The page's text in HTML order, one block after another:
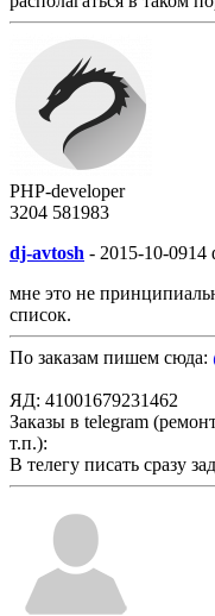
PHP-developer
3204 581983
dj-avtosh - 2015-10-0914
мне это не
список.
По заказам пишем сюда:
ЯД: 41001679231462
Заказы в telegram
т.п.):
В телегу писать сразу